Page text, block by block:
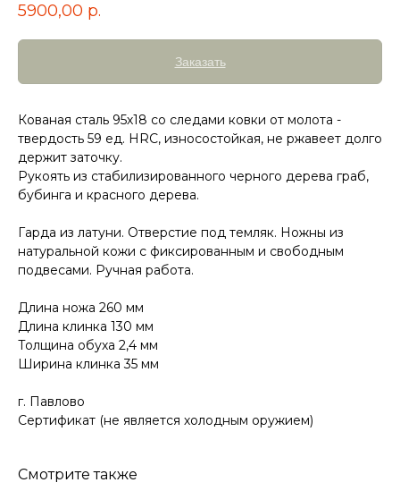
5900,00 р.
Заказать
Кованая сталь 95х18 со следами ковки от молота -
твердость 59 ед. HRC, износостойкая, не ржавеет долго
держит заточку.
Рукоять из стабилизированного черного дерева граб,
бубинга и красного дерева.
Гарда из латуни. Отверстие под темляк. Ножны из
натуральной кожи с фиксированным и свободным
подвесами. Ручная работа.
Длина ножа 260 мм
Длина клинка 130 мм
Толщина обуха 2,4 мм
Ширина клинка 35 мм
г. Павлово
Сертификат (не является холодным оружием)
Смотрите также